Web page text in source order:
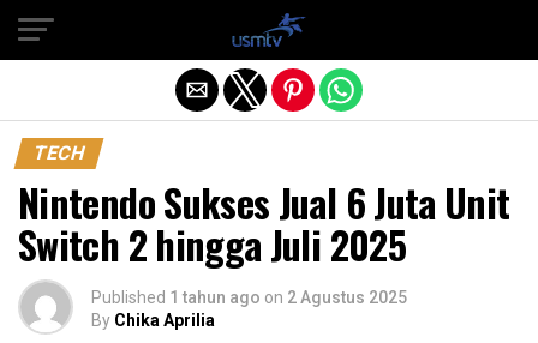
TECH
Nintendo Sukses Jual 6 Juta Unit
Switch 2 hingga Juli 2025
Published 1 tahun ago on 2 Agustus 2025
By Chika Aprilia
Exit mobile version